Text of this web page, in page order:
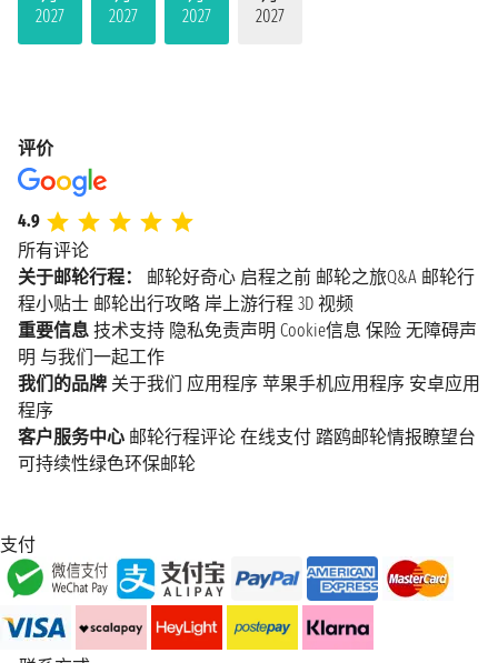
2027
2027
2027
2027
评价
4.9
所有评论
关于邮轮行程：
邮轮好奇心 启程之前 邮轮之旅Q&A 邮轮行
程小贴士 邮轮出行攻略 岸上游行程 3D 视频
重要信息 技术支持 隐私免责声明 Cookie信息 保险 无障碍声
明 与我们一起工作
我们的品牌 关于我们 应用程序 苹果手机应用程序 安卓应用
程序
客户服务中心 邮轮行程评论 在线支付 踏鸥邮轮情报瞭望台
可持续性绿色环保邮轮
支付